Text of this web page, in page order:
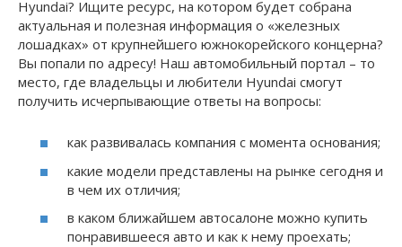
Hyundai? Ищите ресурс, на котором будет собрана
актуальная и полезная информация о «железных
лошадках» от крупнейшего южнокорейского концерна?
Вы попали по адресу! Наш автомобильный портал – то
место, где владельцы и любители Hyundai смогут
получить исчерпывающие ответы на вопросы:
как развивалась компания с момента основания;
какие модели представлены на рынке сегодня и
в чем их отличия;
в каком ближайшем автосалоне можно купить
понравившееся авто и как к нему проехать;